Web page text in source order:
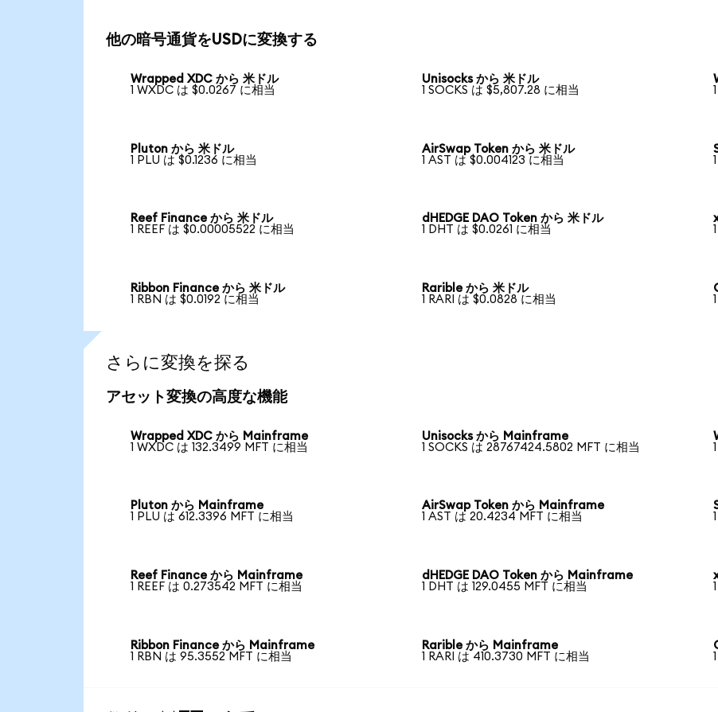
他の暗号通貨をUSDに変換する
Wrapped XDC から 米ドル
1 WXDC は $0.0267 に相当
Unisocks から 米ドル
1 SOCKS は $5,807.28 に相当
Pluton から 米ドル
1 PLU は $0.1236 に相当
AirSwap Token から 米ドル
1 AST は $0.004123 に相当
Reef Finance から 米ドル
1 REEF は $0.00005522 に相当
dHEDGE DAO Token から 米ドル
1 DHT は $0.0261 に相当
Ribbon Finance から 米ドル
1 RBN は $0.0192 に相当
Rarible から 米ドル
1 RARI は $0.0828 に相当
さらに変換を探る
アセット変換の高度な機能
Wrapped XDC から Mainframe
1 WXDC は 132.3499 MFT に相当
Unisocks から Mainframe
1 SOCKS は 28767424.5802 MFT に相当
Pluton から Mainframe
1 PLU は 612.3396 MFT に相当
AirSwap Token から Mainframe
1 AST は 20.4234 MFT に相当
Reef Finance から Mainframe
1 REEF は 0.273542 MFT に相当
dHEDGE DAO Token から Mainframe
1 DHT は 129.0455 MFT に相当
Ribbon Finance から Mainframe
1 RBN は 95.3552 MFT に相当
Rarible から Mainframe
1 RARI は 410.3730 MFT に相当